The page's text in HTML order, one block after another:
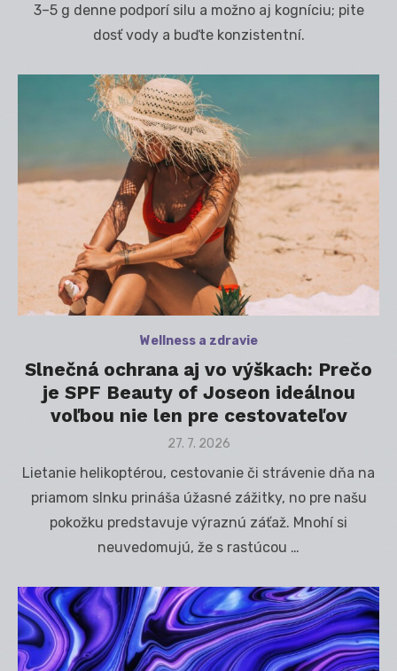
3–5 g denne podporí silu a možno aj kogníciu; pite
dosť vody a buďte konzistentní.
Wellness a zdravie
Slnečná ochrana aj vo výškach: Prečo
je SPF Beauty of Joseon ideálnou
voľbou nie len pre cestovateľov
Posted
27. 7. 2026
Lietanie helikoptérou, cestovanie či strávenie dňa na
priamom slnku prináša úžasné zážitky, no pre našu
pokožku predstavuje výraznú záťaž. Mnohí si
neuvedomujú, že s rastúcou …